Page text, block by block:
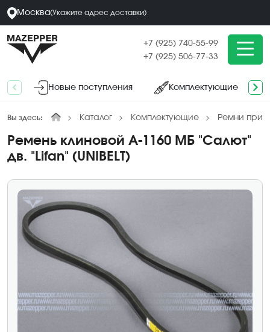
Москва(Укажите адрес доставки)
+7 (925) 740-55-99
+7 (925) 506-77-33
Новые поступления Комплектующие
Вы здесь: Каталог Комплектующие Ремни
Ремень клиновой A-1160 МБ "Салют"
дв. "Lifan" (UNIBELT)